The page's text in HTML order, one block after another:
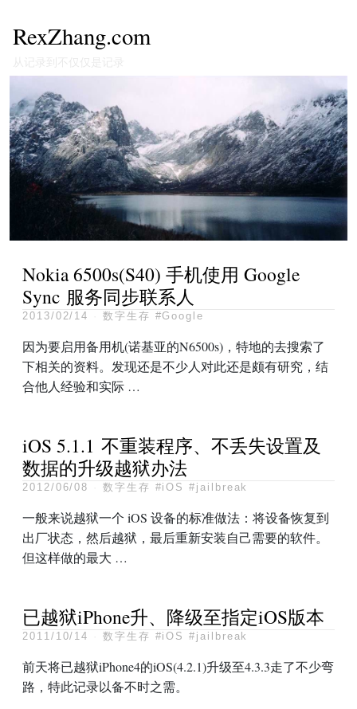
RexZhang.com
Nokia 6500s(S40) 手机使用 Google
Sync 服务同步联系人
2013/02/14 数字生存 #Google
因为要启用备用机(诺基亚的N6500s)，特地的去搜索了
下相关的资料。发现还是不少人对此还是颇有研究，结
合他人经验和实际 …
iOS 5.1.1 不重装程序、不丢失设置及
数据的升级越狱办法
2012/06/08 数字生存 #iOS #jailbreak
一般来说越狱一个 iOS 设备的标准做法：将设备恢复到
出厂状态，然后越狱，最后重新安装自己需要的软件。
但这样做的最大 …
已越狱iPhone升、降级至指定iOS版本
2011/10/14 数字生存 #iOS #jailbreak
前天将已越狱iPhone4的iOS(4.2.1)升级至4.3.3走了不少弯
路，特此记录以备不时之需。